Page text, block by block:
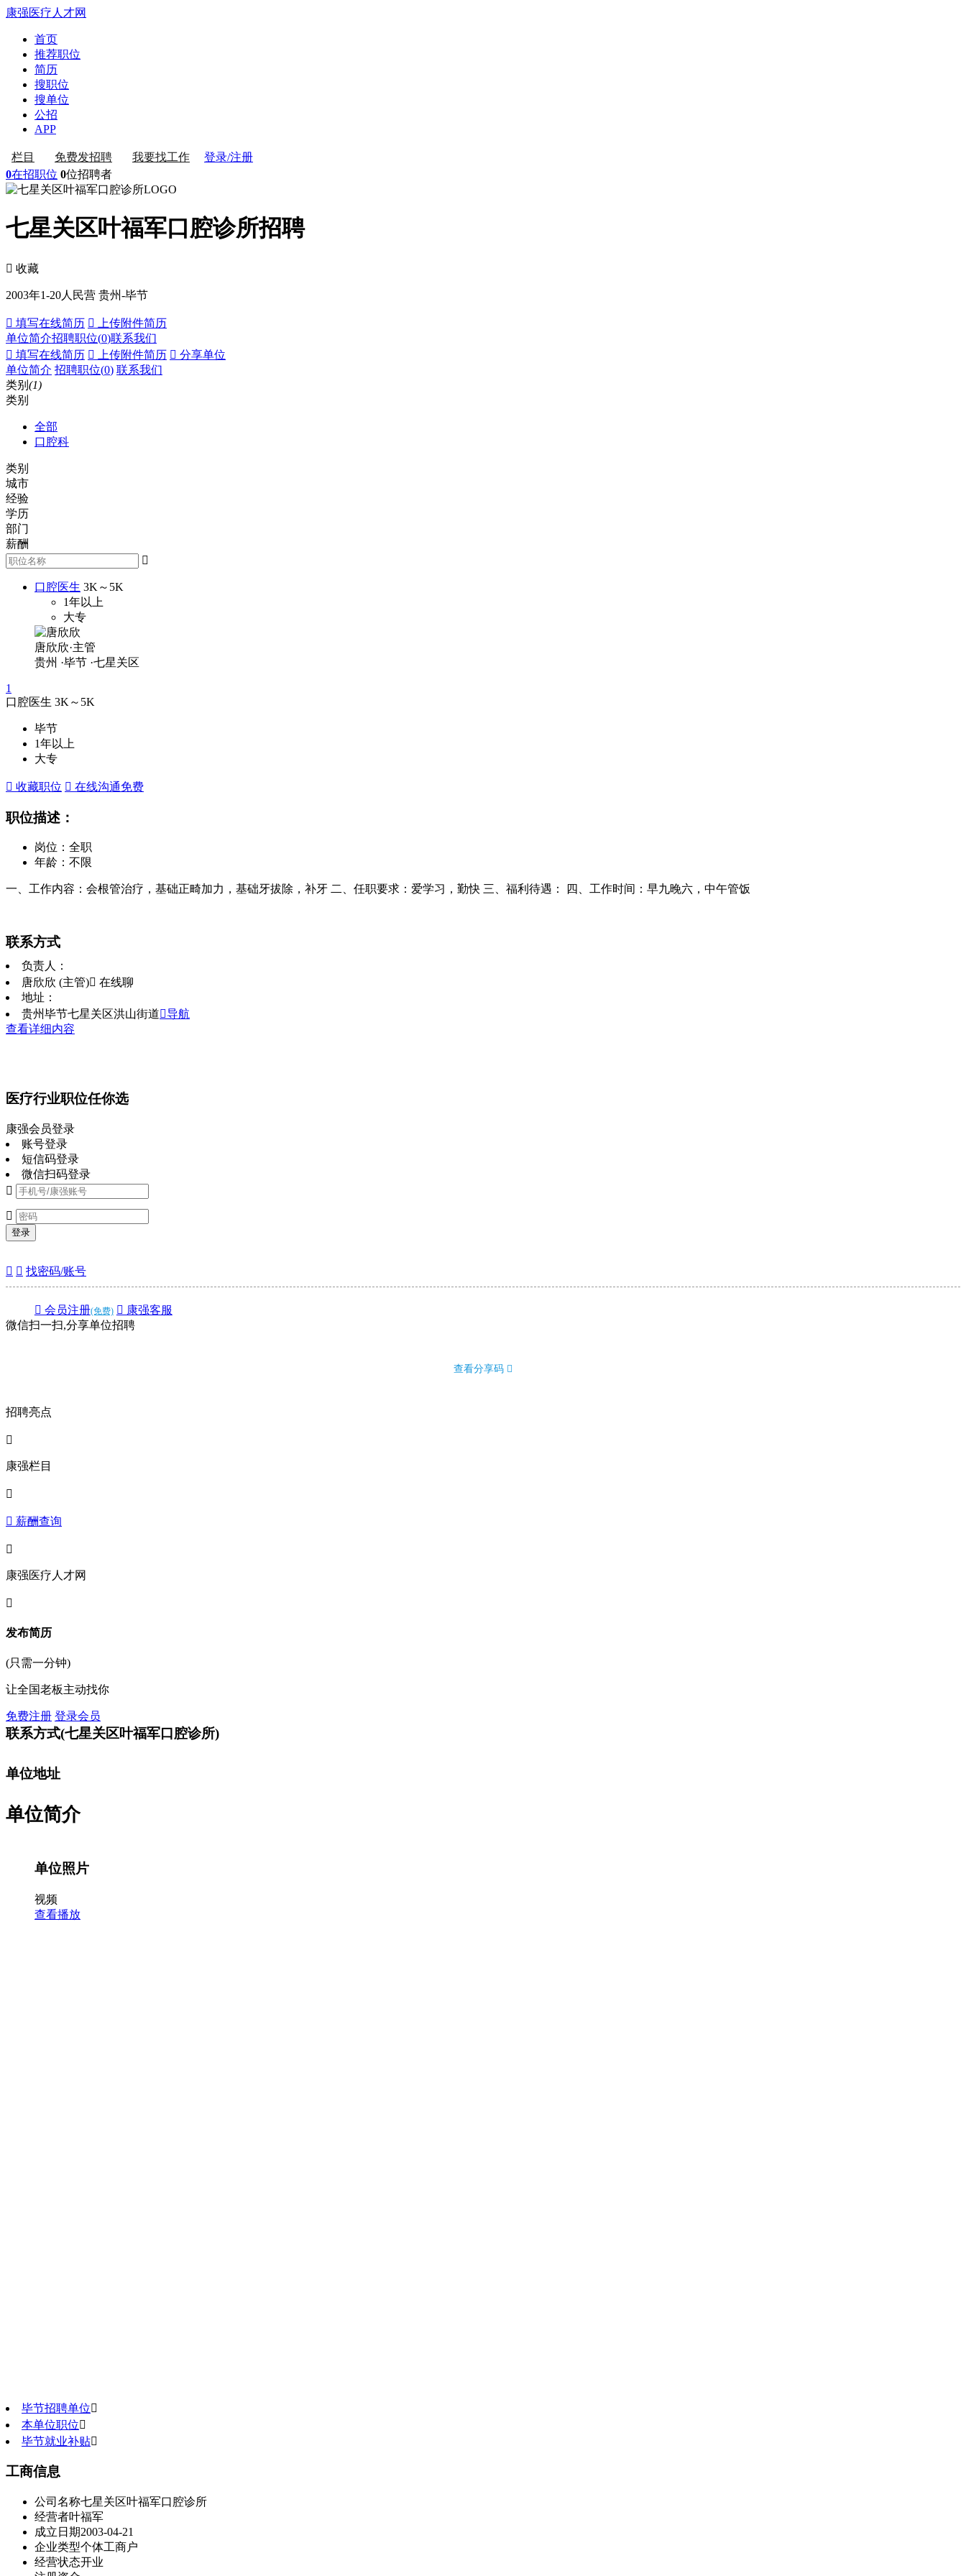
康强医疗人才网
首页
推荐职位
简历
搜职位
搜单位
公招
APP
栏目 免费发招聘 我要找工作
登录/注册
0在招职位 0位招聘者
七星关区叶福军口腔诊所招聘
 收藏
2003年1-20人 民营 贵州-毕节
 填写在线简历  上传附件简历
单位简介招聘职位(0)联系我们
 填写在线简历  上传附件简历  分享单位
单位简介 招聘职位(0) 联系我们
类别 (1)
类别
全部
口腔科
类别
城市
经验
学历
部门
薪酬

口腔医生 3K～5K
1年以上
大专
唐欣欣·主管
贵州 ·毕节 ·七星关区
1
口腔医生 3K～5K
毕节
1年以上
大专
 收藏职位  在线沟通免费
职位描述：
岗位：全职
年龄：不限
一、工作内容：会根管治疗，基础正畸加力，基础牙拔除，补牙 二、任职要求：爱学习，勤快 三、福利待遇： 四、工作时间：早九晚六，中午管饭
联系方式
负责人：
唐欣欣 (主管) 在线聊
地址：
贵州毕节七星关区洪山街道导航
查看详细内容
医疗行业职位任你选
康强会员登录
账号登录
短信码登录
微信扫码登录


登录
  找密码/账号
 会员注册(免费)  康强客服
微信扫一扫,分享单位招聘
查看分享码 
招聘亮点

康强栏目

 薪酬查询

康强医疗人才网

发布简历
(只需一分钟)
让全国老板主动找你
免费注册 登录会员
联系方式(七星关区叶福军口腔诊所)
单位地址
单位简介
单位照片
视频
查看播放
毕节招聘单位
本单位职位
毕节就业补贴
工商信息
公司名称七星关区叶福军口腔诊所
经营者叶福军
成立日期2003-04-21
企业类型个体工商户
经营状态开业